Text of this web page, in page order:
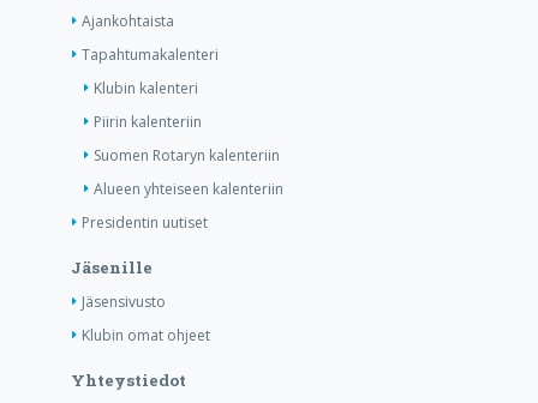
Ajankohtaista
Tapahtumakalenteri
Klubin kalenteri
Piirin kalenteriin
Suomen Rotaryn kalenteriin
Alueen yhteiseen kalenteriin
Presidentin uutiset
Jäsenille
Jäsensivusto
Klubin omat ohjeet
Yhteystiedot